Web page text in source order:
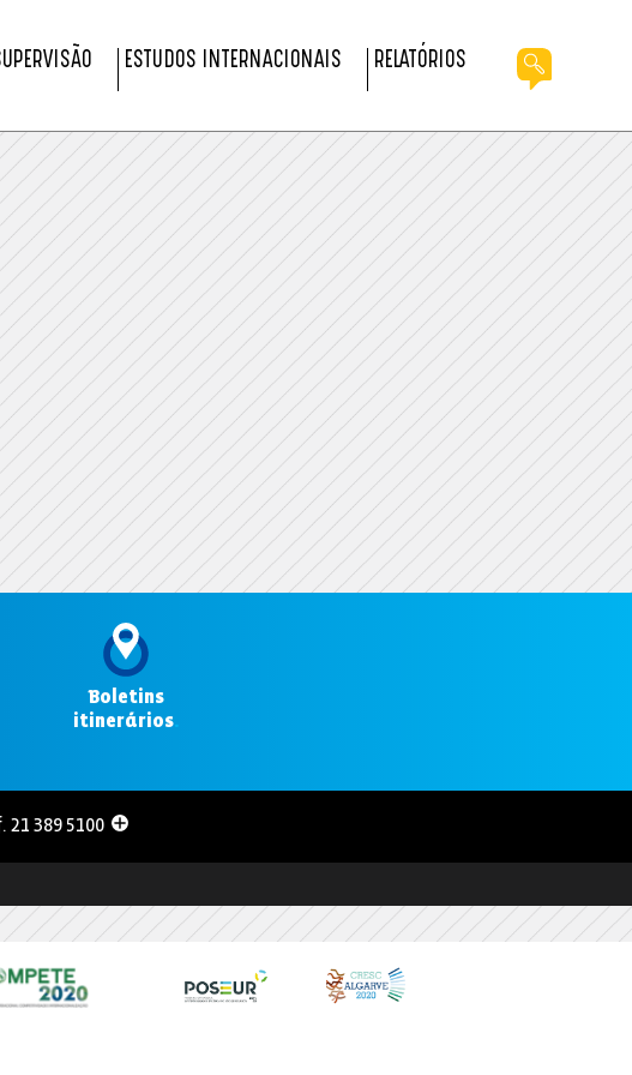
ESTUDOS INTERNACIONAIS RELATÓRIOS
Boletins
itinerários.
21 389 5100